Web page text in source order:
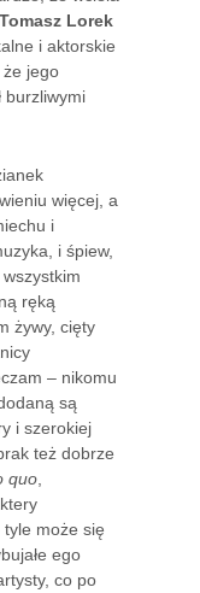
Tomasz Lorek
i aktorskie
że jego
burzliwymi
więcej, a
i
i śpiew,
ręką
żywy, cięty
– nikomu
są
i szerokiej
też dobrze
quo
tyle może się
ego
co po